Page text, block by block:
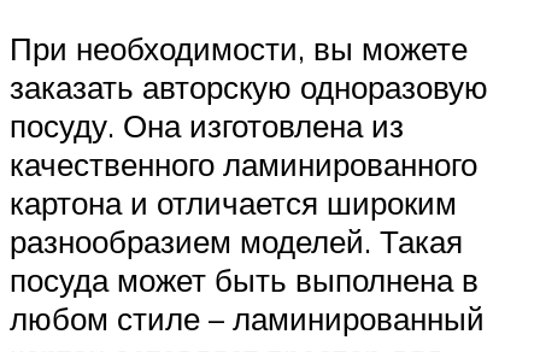
При необходимости, вы можете
заказать авторскую одноразовую
посуду. Она изготовлена из
качественного ламинированного
картона и отличается широким
разнообразием моделей. Такая
посуда может быть выполнена в
любом стиле – ламинированный